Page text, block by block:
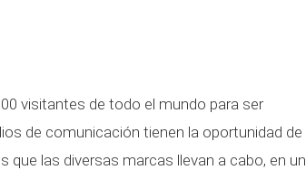
visitantes de todo el mundo para ser
de comunicación tienen la oportunidad de
las diversas marcas llevan a cabo, en un